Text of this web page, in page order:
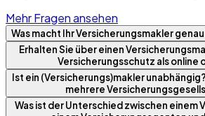
Mehr Fragen ansehen
Was macht Ihr Versicherungsmakler
Erhalten Sie über einen
Versicherungsschutz als online
Ist ein (Versicherungs)makler
mehrere
Was ist der Unterschied zwischen einem